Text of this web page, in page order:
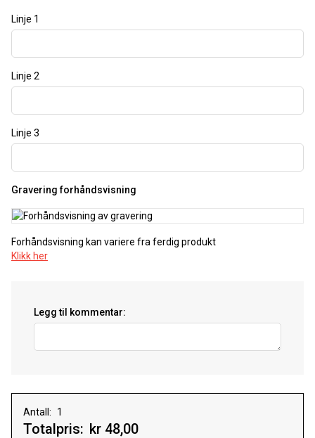
Linje 1
Linje 2
Linje 3
Gravering forhåndsvisning
Forhåndsvisning kan variere fra ferdig produkt
Klikk her
Legg til kommentar:
Antall:
Totalpris: kr 48,00